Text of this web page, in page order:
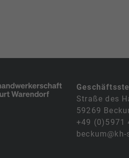
Straße des
59269
+49 (0)5971